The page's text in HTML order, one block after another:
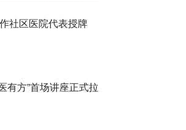
社区医院代表授牌
方”首场讲座正式拉